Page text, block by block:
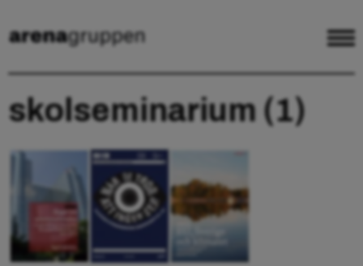
skolseminarium (1)